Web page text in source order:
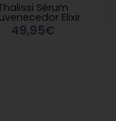
Sérum
Elixir
49,95€